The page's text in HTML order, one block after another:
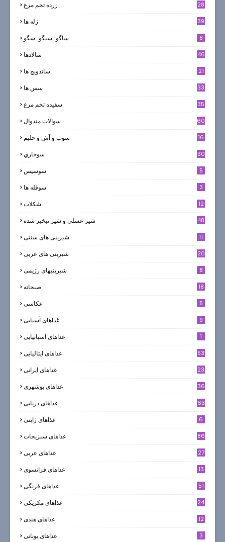
زرده تخم مرغ 28
ژله ها 39
ساگو-سیگو-سگو 8
سالادها 46
ساندویچ ها 21
سس ها 33
سفيده تخم مرغ 35
سوالات متدوال 60
سوپ و آش و حليم 16
سوخاري 30
سوسيس 5
سوفله ها 3
شکلات
12
شير عسلي و شير تبخير شده 48
شیرینی های سنتی 11
شیرینی های عربی 20
شیرینیهای رژیمی 8
صبحانه 18
عکاسی 5
غذاهای آسیایی 9
غذاهای اسپانیایی 1
غذاهای ایتالیایی 53
غذاهای ایرانی 23
غذاهای بوشهری 36
غذاهای دریایی 63
غذاهای ژاپنی 6
غذاهای سبزیجات 86
غذاهای عربی 27
غذاهای فرانسوی 13
غذاهای فرنگی 51
غذاهای مکزیکی 24
غذاهای هندی 12
غذاهای یونانی 3